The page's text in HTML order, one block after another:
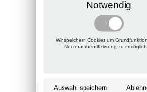
Notwendig
Wir speichern Cookies um
Nutzerauthentifizierung zu
Auswahl speichern